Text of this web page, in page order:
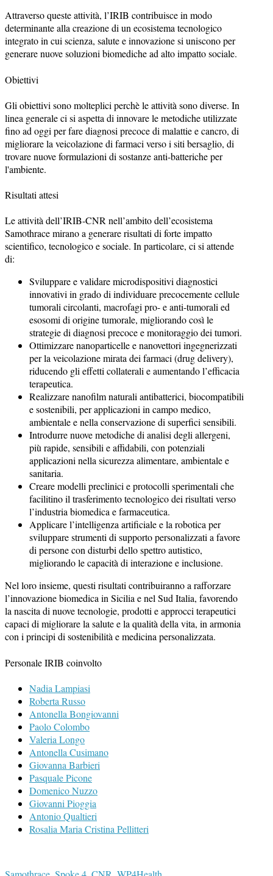
Attraverso queste attività, l’IRIB contribuisce in modo
determinante alla creazione di un ecosistema tecnologico
integrato in cui scienza, salute e innovazione si uniscono per
generare nuove soluzioni biomediche ad alto impatto sociale.
Obiettivi
Gli obiettivi sono molteplici perchè le attività sono diverse. In
linea generale ci si aspetta di innovare le metodiche utilizzate
fino ad oggi per fare diagnosi precoce di malattie e cancro, di
migliorare la veicolazione di farmaci verso i siti bersaglio, di
trovare nuove formulazioni di sostanze anti-batteriche per
l'ambiente.
Risultati attesi
Le attività dell’IRIB-CNR nell’ambito dell’ecosistema
Samothrace mirano a generare risultati di forte impatto
scientifico, tecnologico e sociale. In particolare, ci si attende
di:
Sviluppare e validare microdispositivi diagnostici
innovativi in grado di individuare precocemente cellule
tumorali circolanti, macrofagi pro- e anti-tumorali ed
esosomi di origine tumorale, migliorando così le
strategie di diagnosi precoce e monitoraggio dei tumori.
Ottimizzare nanoparticelle e nanovettori ingegnerizzati
per la veicolazione mirata dei farmaci (drug delivery),
riducendo gli effetti collaterali e aumentando l’efficacia
terapeutica.
Realizzare nanofilm naturali antibatterici, biocompatibili
e sostenibili, per applicazioni in campo medico,
ambientale e nella conservazione di superfici sensibili.
Introdurre nuove metodiche di analisi degli allergeni,
più rapide, sensibili e affidabili, con potenziali
applicazioni nella sicurezza alimentare, ambientale e
sanitaria.
Creare modelli preclinici e protocolli sperimentali che
facilitino il trasferimento tecnologico dei risultati verso
l’industria biomedica e farmaceutica.
Applicare l’intelligenza artificiale e la robotica per
sviluppare strumenti di supporto personalizzati a favore
di persone con disturbi dello spettro autistico,
migliorando le capacità di interazione e inclusione.
Nel loro insieme, questi risultati contribuiranno a rafforzare
l’innovazione biomedica in Sicilia e nel Sud Italia, favorendo
la nascita di nuove tecnologie, prodotti e approcci terapeutici
capaci di migliorare la salute e la qualità della vita, in armonia
con i principi di sostenibilità e medicina personalizzata.
Personale IRIB coinvolto
Nadia Lampiasi
Roberta Russo
Antonella Bongiovanni
Paolo Colombo
Valeria Longo
Antonella Cusimano
Giovanna Barbieri
Pasquale Picone
Domenico Nuzzo
Giovanni Pioggia
Antonio Qualtieri
Rosalia Maria Cristina Pellitteri